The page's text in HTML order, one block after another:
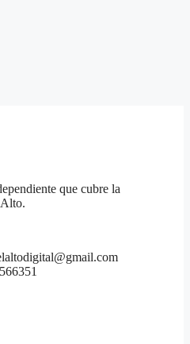
que cubre la